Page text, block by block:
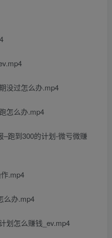
没过怎么办.mp4
怎么办.mp4
–跑到300的计划-微亏微赚
.mp4
么办.mp4
划怎么赚钱_ev.mp4